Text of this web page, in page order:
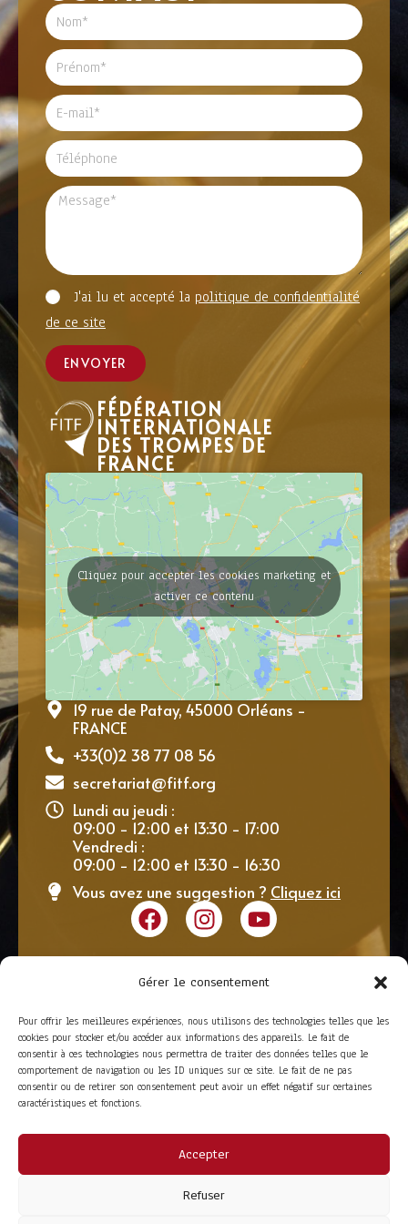
Gérer le consentement
Pour offrir les meilleures expériences, nous utilisons des technologies telles que les
cookies pour stocker et/ou accéder aux informations des appareils. Le fait de
consentir à ces technologies nous permettra de traiter des données telles que le
comportement de navigation ou les ID uniques sur ce site. Le fait de ne pas
consentir ou de retirer son consentement peut avoir un effet négatif sur certaines
caractéristiques et fonctions.
Accepter
Refuser
J'ai lu et accepté la politique de confidentialité
de ce site
ENVOYER
FÉDÉRATION
INTERNATIONALE
DES TROMPES DE
FRANCE
Cliquez pour accepter les cookies marketing et
activer ce contenu
19 rue de Patay, 45000 Orléans -
FRANCE
+33(0)2 38 77 08 56
secretariat@fitf.org
Lundi au jeudi :
09:00 - 12:00 et 13:30 - 17:00
Vendredi :
09:00 - 12:00 et 13:30 - 16:30
Vous avez une suggestion ? Cliquez ici
Adhérer